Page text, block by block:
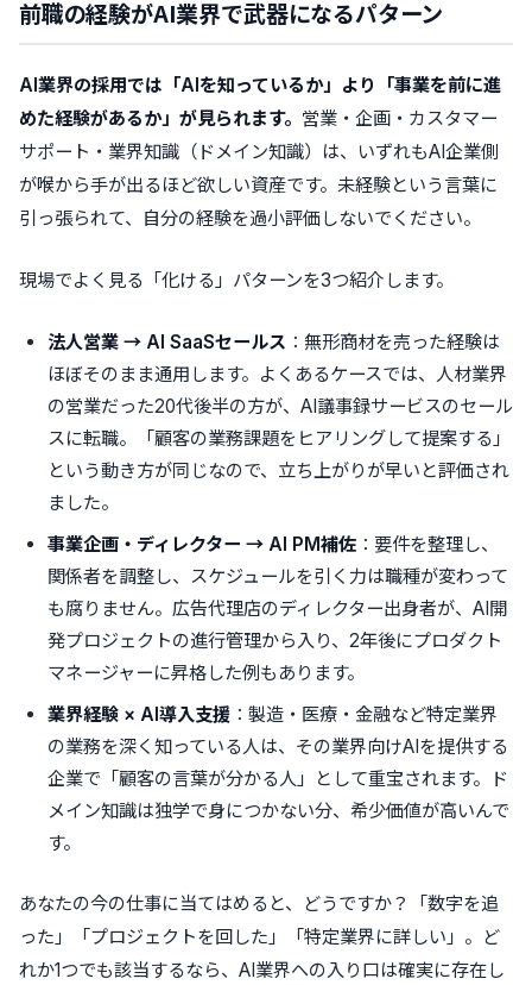
前職の経験がAI業界で武器になるパターン
AI業界の採用では「AIを知っているか」より「事業を前に進
めた経験があるか」が見られます。 営業・企画・カスタマー
サポート・業界知識（ドメイン知識）は、いずれもAI企業側
が喉から手が出るほど欲しい資産です。未経験という言葉に
引っ張られて、自分の経験を過小評価しないでください。
現場でよく見る「化ける」パターンを3つ紹介します。
法人営業 → AI SaaSセールス ：無形商材を売った経験は
ほぼそのまま通用します。よくあるケースでは、人材業界
の営業だった20代後半の方が、AI議事録サービスのセール
スに転職。「顧客の業務課題をヒアリングして提案する」
という動き方が同じなので、立ち上がりが早いと評価され
ました。
事業企画・ディレクター → AI PM補佐 ：要件を整理し、
関係者を調整し、スケジュールを引く力は職種が変わって
も腐りません。広告代理店のディレクター出身者が、AI開
発プロジェクトの進行管理から入り、2年後にプロダクト
マネージャーに昇格した例もあります。
業界経験 × AI導入支援 ：製造・医療・金融など特定業界
の業務を深く知っている人は、その業界向けAIを提供する
企業で「顧客の言葉が分かる人」として重宝されます。ド
メイン知識は独学で身につかない分、希少価値が高いんで
す。
あなたの今の仕事に当てはめると、どうですか？「数字を追
った」「プロジェクトを回した」「特定業界に詳しい」。ど
れか1つでも該当するなら、AI業界への入り口は確実に存在し